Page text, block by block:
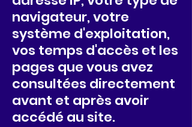
navigateur, votre
système d'exploitation,
vos temps d'accès et les
pages que vous avez
consultées directement
avant et après avoir
accédé au site.